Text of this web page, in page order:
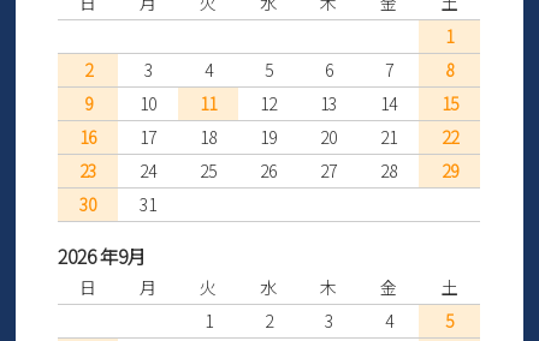
1
2
3 4 5 6 7
8
9
10 11 12 13 14
15
16
17 18 19 20 21
22
23
24 25 26 27 28
29
30
31
2026 年9月
日 月 火 水 木 金
土
1
2 3 4
5